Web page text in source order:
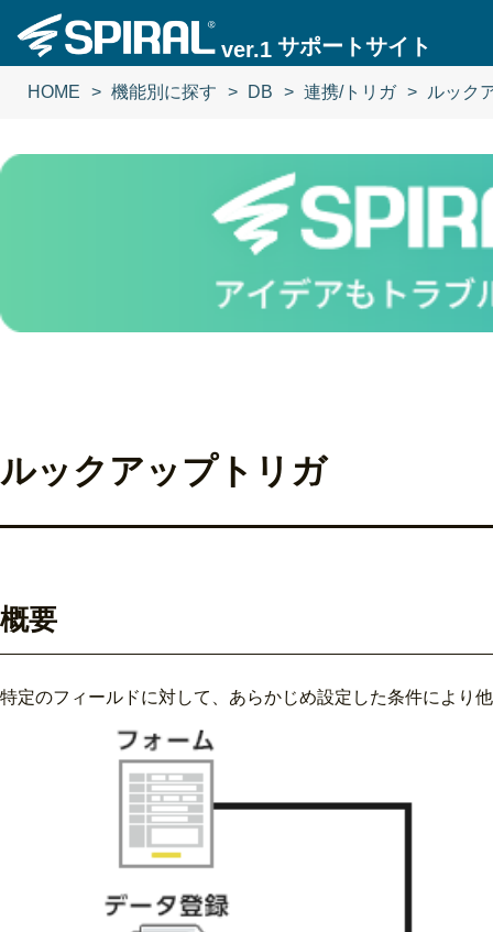
ver.1 サポートサイト
HOME 機能別に探す DB 連携/トリガ ルック
ルックアップトリガ
概要
特定のフィールドに対して、あらかじめ設定した条件により